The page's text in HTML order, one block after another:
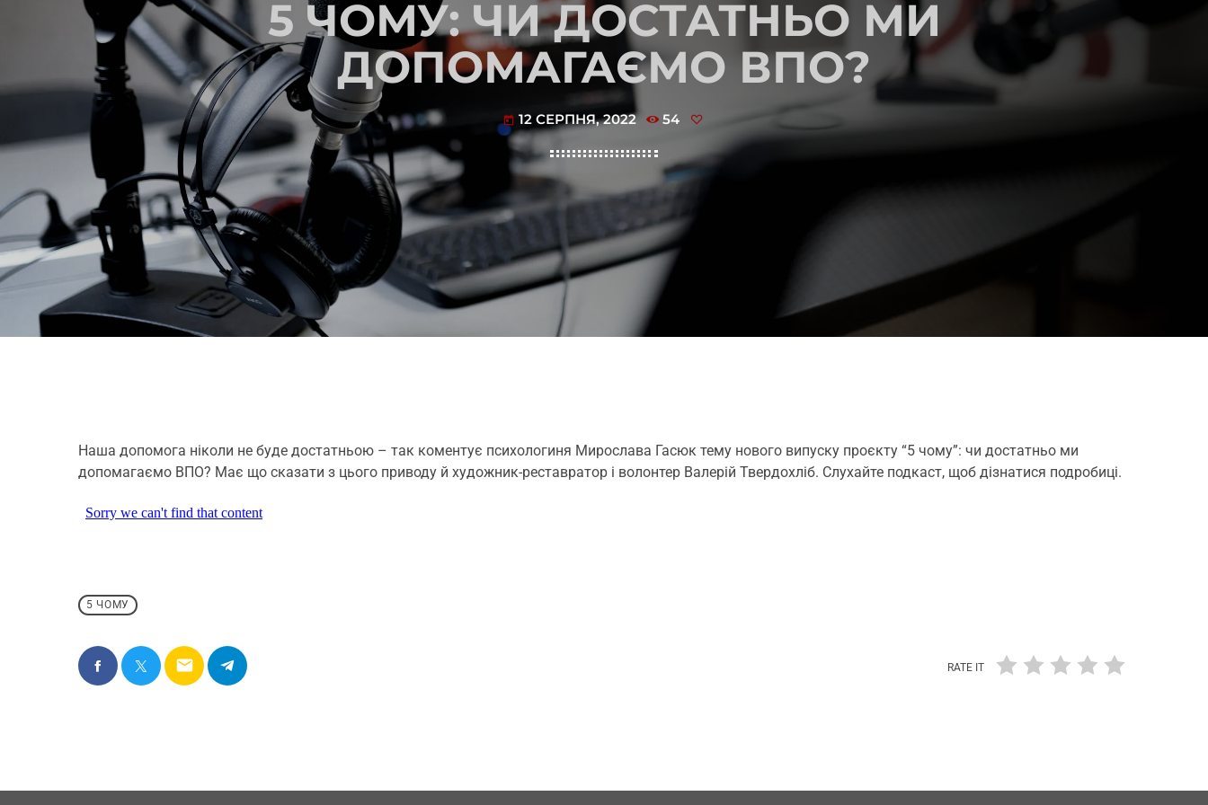
5 ЧОМУ: ЧИ ДОСТАТНЬО МИ
ДОПОМАГАЄМО ВПО?
today 12 СЕРПНЯ, 2022 54
Наша допомога ніколи не буде достатньою – так коментує психологиня Мирослава Гасюк тему нового випуску проєкту “5 чому”: чи достатньо ми
допомагаємо ВПО? Має що сказати з цього приводу й художник-реставратор і волонтер Валерій Твердохліб. Слухайте подкаст, щоб дізнатися подробиці.
5 ЧОМУ
email RATE IT